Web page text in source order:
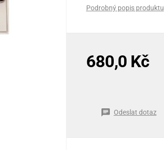
Podrobný popis produktu
680,0 Kč
Odeslat dotaz